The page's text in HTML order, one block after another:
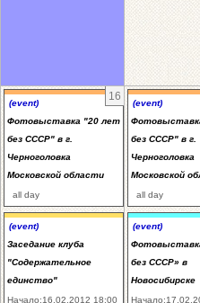
16
(event)
Фотовыставка "20 лет
без СССР" в г.
Черноголовка
Московской области
all day
(event)
Заседание клуба
"Содержательное
единство"
Начало:16.02.2012 18:00
(event)
без СССР" в г.
Черноголовка
Московской
all day
(event)
без СССР» в
Новосибирске